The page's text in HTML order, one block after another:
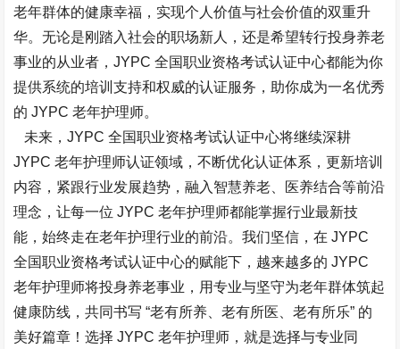
老年群体的健康幸福，实现个人价值与社会价值的双重升
华。无论是刚踏入社会的职场新人，还是希望转行投身养老
事业的从业者，JYPC 全国职业资格考试认证中心都能为你
提供系统的培训支持和权威的认证服务，助你成为一名优秀
的 JYPC 老年护理师。​
未来，JYPC 全国职业资格考试认证中心将继续深耕
JYPC 老年护理师认证领域，不断优化认证体系，更新培训
内容，紧跟行业发展趋势，融入智慧养老、医养结合等前沿
理念，让每一位 JYPC 老年护理师都能掌握行业最新技
能，始终走在老年护理行业的前沿。我们坚信，在 JYPC
全国职业资格考试认证中心的赋能下，越来越多的 JYPC
老年护理师将投身养老事业，用专业与坚守为老年群体筑起
健康防线，共同书写 “老有所养、老有所医、老有所乐” 的
美好篇章！选择 JYPC 老年护理师，就是选择与专业同